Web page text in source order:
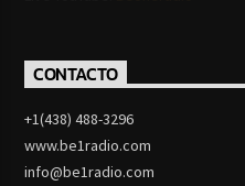
CONTACTO
+1(438) 488-3296
www.be1radio.com
info@be1radio.com